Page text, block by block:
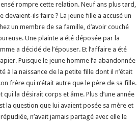
rompre cette relation. Neuf ans plus tard,
devaient-ils faire ? La jeune fille a accusé un
un membre de sa famille, d’avoir couché
Une plainte a été déposée par la
a décidé de l’épouser. Et l’affaire a été
Puisque le jeune homme l’a abandonnée
à la naissance de la petite fille dont il n’était
frère qui n’était autre que le père de sa fille.
la désirait corps et âme. Plus d’une année
la question que lui avaient posée sa mère et
n’avait jamais partagé avec elle le